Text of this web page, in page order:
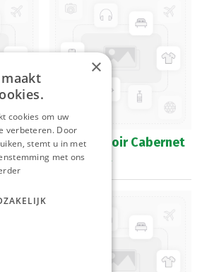
Le Grand Noir Cabernet
Syrah 75 cl
×
cookies om uw
verbeteren. Door
stemt u in met
met ons